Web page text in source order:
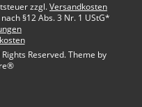
zzgl.Versandkosten
§12 Abs. 3 Nr. 1 UStG*
Reserved. Theme by